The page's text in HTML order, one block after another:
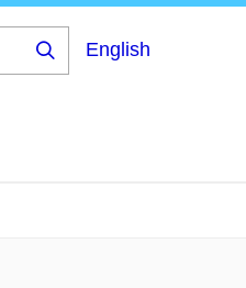
English